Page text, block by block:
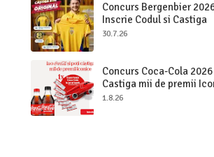
Concurs Bergenbier
Inscrie Codul si Castiga
Premii Originale
30.7.26
Concurs Coca-Cola 2026
Castiga mii de premii
1.8.26